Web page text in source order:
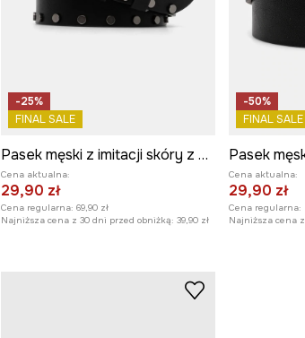
-25%
FINAL SALE
Pasek męski z imitacji skóry z aplikacją kolor czarny
Cena aktualna:
29,90 zł
Cena regularna: 69,90 zł
Najniższa cena z 30 dni przed obniżką: 39,90 zł
-50%
FINAL SALE
Cena aktualna:
29,90 zł
Cena regularna:
Najniższa cena